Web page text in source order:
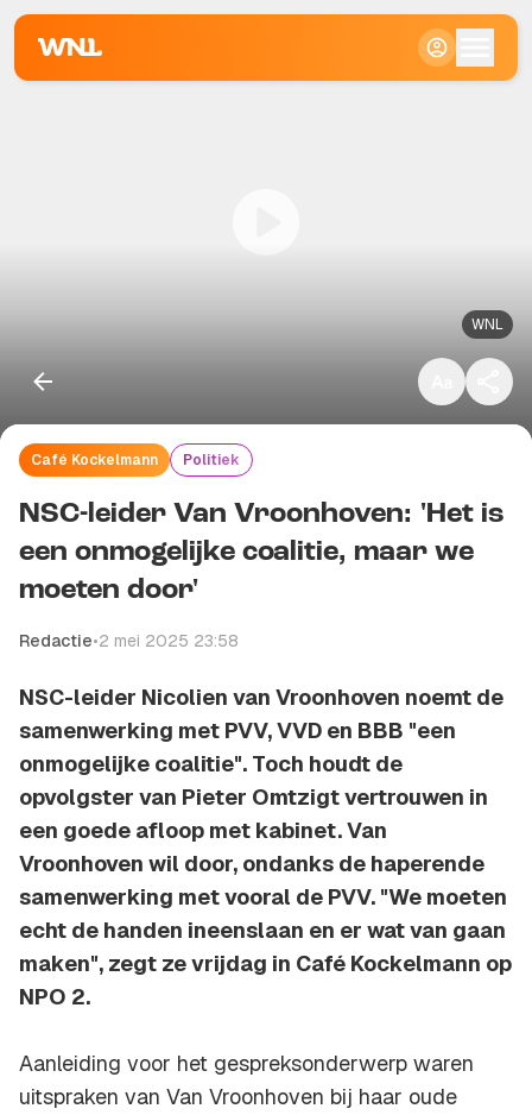
WNL
Café Kockelmann Politiek
NSC-leider Van Vroonhoven: 'Het is
een onmogelijke coalitie, maar we
moeten door'
Redactie•2 mei 2025 23:58
NSC-leider Nicolien van Vroonhoven noemt de
samenwerking met PVV, VVD en BBB "een
onmogelijke coalitie". Toch houdt de
opvolgster van Pieter Omtzigt vertrouwen in
een goede afloop met kabinet. Van
Vroonhoven wil door, ondanks de haperende
samenwerking met vooral de PVV. "We moeten
echt de handen ineenslaan en er wat van gaan
maken", zegt ze vrijdag in Café Kockelmann op
NPO 2.
Aanleiding voor het gespreksonderwerp waren
uitspraken van Van Vroonhoven bij haar oude